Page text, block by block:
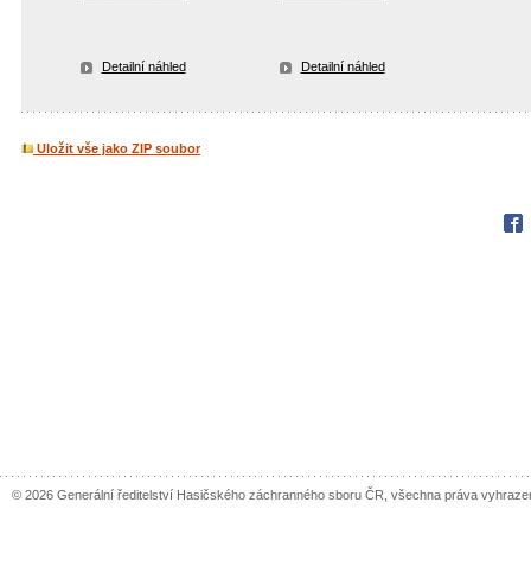
Detailní náhled Detailní náhled
Uložit vše jako ZIP soubor
© 2026 Generální ředitelství Hasičského záchranného sboru ČR, všechna práva